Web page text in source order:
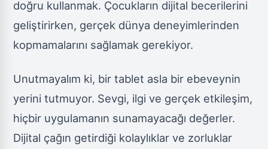
doğru kullanmak. Çocukların dijital becerilerini
geliştirirken, gerçek dünya deneyimlerinden
kopmamalarını sağlamak gerekiyor.
Unutmayalım ki, bir tablet asla bir ebeveynin
yerini tutmuyor. Sevgi, ilgi ve gerçek etkileşim,
hiçbir uygulamanın sunamayacağı değerler.
Dijital çağın getirdiği kolaylıklar ve zorluklar